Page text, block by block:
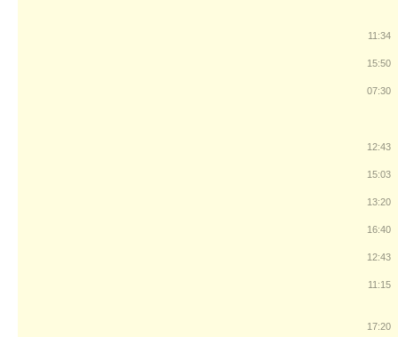
11:34
15:50
07:30
12:43
15:03
13:20
16:40
12:43
11:15
17:20